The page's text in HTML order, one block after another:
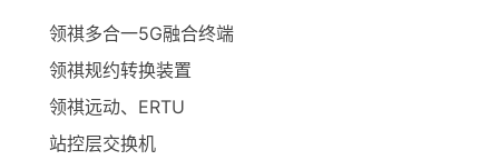
领祺多合一5G融合终端
领祺规约转换装置
领祺远动、ERTU
站控层交换机